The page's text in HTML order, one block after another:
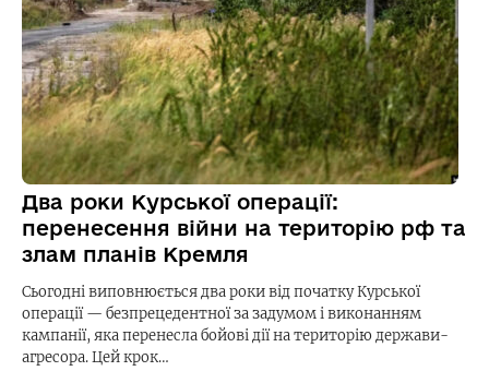
Два роки Курської операції:
перенесення війни на територію рф та
злам планів Кремля
Сьогодні виповнюється два роки від початку Курської
операції — безпрецедентної за задумом і виконанням
кампанії, яка перенесла бойові дії на територію держави-
агресора. Цей крок…